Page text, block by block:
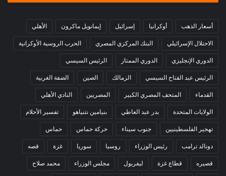
أسعار الذهب أوكرانيا إسرائيل إيمانويل ماكرون الأهلي
الاحتلال الإسرائيلي البنك المركزي المصري الحرب الروسية الأوكرانية
الدوري الإنجليزي الدوري الممتاز الرئيس السيسي
الرئيس عبد الفتاح السيسي الزمالك الصين الضفة الغربية
القدماء المتحف المصري الكبير المصريين النادي الأهلي
الولايات المتحدة بدر عبد العاطي بنيامين نتنياهو تفسير الأحلام
تهجير الفلسطينيين جنوب سيناء حركة حماس حماس
دونالد ترامب رئيس الوزراء روسيا سوريا غزة قصه
قصيره قطاع غزة ليفربول مجلس الوزراء محمد صلاح